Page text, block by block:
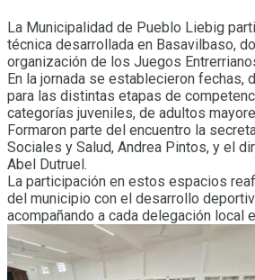
La Municipalidad de Pueblo Liebig
técnica desarrollada en Basavilbaso,
organización de los Juegos
En la jornada se establecieron fechas,
para las distintas etapas de
categorías juveniles, de adultos
Formaron parte del encuentro la
Sociales y Salud, Andrea Pintos, y el
Abel Dutruel.
La participación en estos espacios
del municipio con el desarrollo
acompañando a cada delegación local